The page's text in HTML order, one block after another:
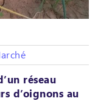
réseau
d’oignons au